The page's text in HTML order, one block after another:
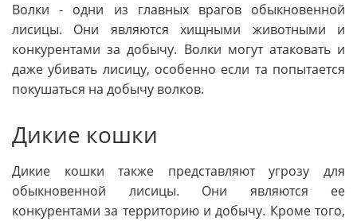
Волки - одни из главных врагов обыкновенной
лисицы. Они являются хищными животными и
конкурентами за добычу. Волки могут атаковать и
даже убивать лисицу, особенно если та попытается
покушаться на добычу волков.
Дикие кошки
Дикие кошки также представляют угрозу для
обыкновенной лисицы. Они являются ее
конкурентами за территорию и добычу. Кроме того,